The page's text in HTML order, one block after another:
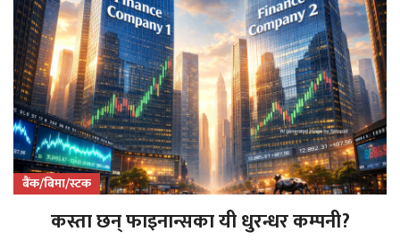
बैंक/बिमा/स्टक
कस्ता छन् फाइनान्सका यी धुरन्धर कम्पनी?